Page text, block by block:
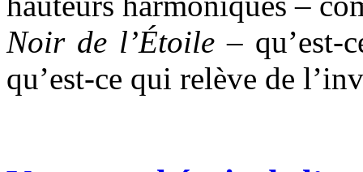
Noir de l’Étoile– qu’est-
qu’est-ce qui relève de